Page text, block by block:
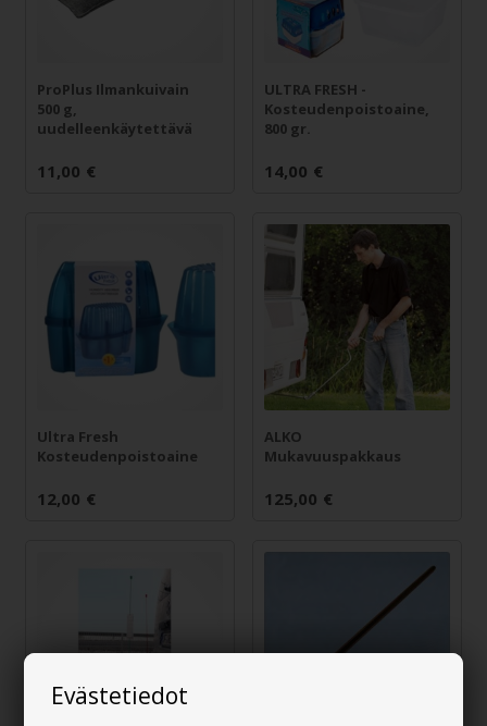
Evästetiedot
ProPlus Ilmankuivain
500 g,
uudelleenkäytettävä
11,00 €
ULTRA FRESH -
Kosteudenpoistoaine,
800 gr.
14,00 €
Ultra Fresh
Kosteudenpoistoaine
12,00 €
ALKO
Mukavuuspakkaus
125,00 €